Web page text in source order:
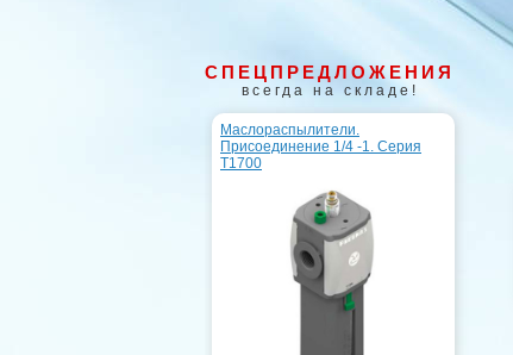
СПЕЦПРЕДЛОЖЕНИЯ
всегда на складе!
Маслораспылители.
Присоединение 1/4 -1. Серия
T1700